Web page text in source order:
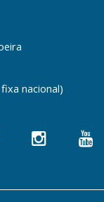
nacional)